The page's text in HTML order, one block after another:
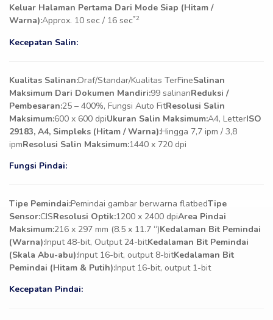
Keluar Halaman Pertama Dari Mode Siap (Hitam /
Warna):Approx. 10 sec / 16 sec*2
Kecepatan Salin:
Kualitas Salinan:Draf/Standar/Kualitas TerFineSalinan
Maksimum Dari Dokumen Mandiri:99 salinanReduksi /
Pembesaran:25 – 400%, Fungsi Auto FitResolusi Salin
Maksimum:600 x 600 dpiUkuran Salin Maksimum:A4, LetterISO
29183, A4, Simpleks (Hitam / Warna):Hingga 7,7 ipm / 3,8
ipmResolusi Salin Maksimum:1440 x 720 dpi
Fungsi Pindai:
Tipe Pemindai:Pemindai gambar berwarna flatbedTipe
Sensor:CISResolusi Optik:1200 x 2400 dpiArea Pindai
Maksimum:216 x 297 mm (8.5 x 11.7 “)Kedalaman Bit Pemindai
(Warna):Input 48-bit, Output 24-bitKedalaman Bit Pemindai
(Skala Abu-abu):Input 16-bit, output 8-bitKedalaman Bit
Pemindai (Hitam & Putih):Input 16-bit, output 1-bit
Kecepatan Pindai: